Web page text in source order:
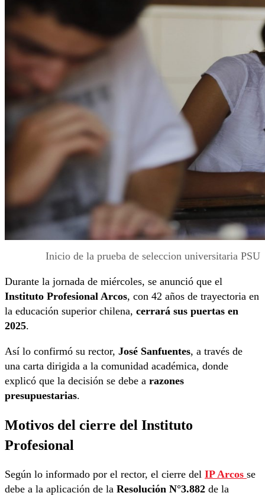
Inicio de la prueba de seleccion universitaria PSU
Durante la jornada de miércoles, se anunció que el
Instituto Profesional Arcos, con 42 años de trayectoria en
la educación superior chilena, cerrará sus puertas en
2025.
Así lo confirmó su rector, José Sanfuentes, a través de
una carta dirigida a la comunidad académica, donde
explicó que la decisión se debe a razones
presupuestarias.
Motivos del cierre del Instituto
Profesional
Según lo informado por el rector, el cierre del IP Arcos se
debe a la aplicación de la Resolución N°3.882 de la